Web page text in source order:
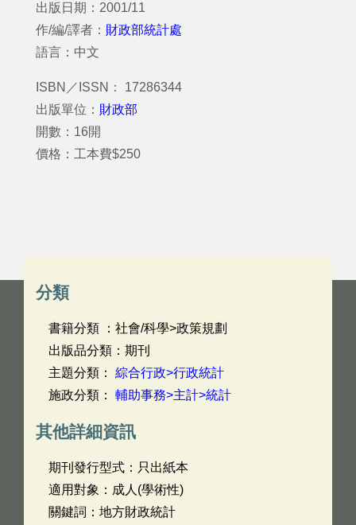
出版日期：2001/11
作/編/譯者： 財政部統計處
語言：中文
ISBN／ISSN： 17286344
出版單位： 財政部
開數：16開
價格：工本費$250
分類
書籍分類 ：社會/科學>政策規劃
出版品分類：期刊
主題分類： 綜合行政>行政統計
施政分類： 輔助事務>主計>統計
其他詳細資訊
期刊發行型式：只出紙本
適用對象：成人(學術性)
關鍵詞：地方財政統計